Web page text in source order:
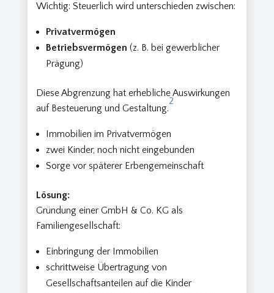
Wichtig: Steuerlich wird unterschieden zwischen:
Privatvermögen
Betriebsvermögen (z. B. bei gewerblicher
Prägung)
Diese Abgrenzung hat erhebliche Auswirkungen
auf Besteuerung und Gestaltung.
2
Immobilien im Privatvermögen
zwei Kinder, noch nicht eingebunden
Sorge vor späterer Erbengemeinschaft
Lösung:
Gründung einer GmbH & Co. KG als
Familiengesellschaft:
Einbringung der Immobilien
schrittweise Übertragung von
Gesellschaftsanteilen auf die Kinder